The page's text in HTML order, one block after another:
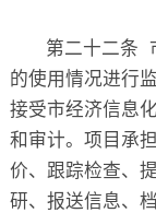
第二十二条
的使用情况进行
接受市经济信息
和审计。项目承
价、跟踪检查、
研、报送信息、